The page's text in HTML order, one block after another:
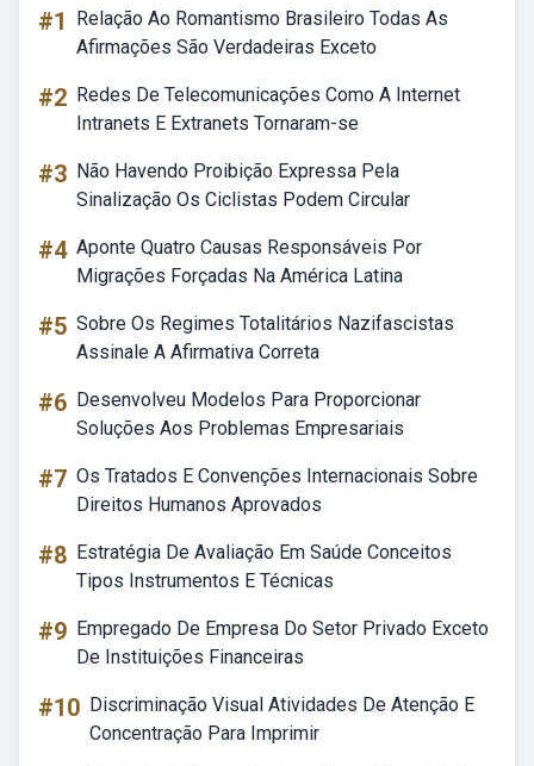
#1
Relação Ao Romantismo Brasileiro Todas As
Afirmações São Verdadeiras Exceto
#2 Redes De Telecomunicações Como A Internet
Intranets E Extranets Tornaram-se
#3 Não Havendo Proibição Expressa Pela
Sinalização Os Ciclistas Podem Circular
#4 Aponte Quatro Causas Responsáveis Por
Migrações Forçadas Na América Latina
#5 Sobre Os Regimes Totalitários Nazifascistas
Assinale A Afirmativa Correta
#6 Desenvolveu Modelos Para Proporcionar
Soluções Aos Problemas Empresariais
#7 Os Tratados E Convenções Internacionais Sobre
Direitos Humanos Aprovados
#8 Estratégia De Avaliação Em Saúde Conceitos
Tipos Instrumentos E Técnicas
#9 Empregado De Empresa Do Setor Privado Exceto
De Instituições Financeiras
#10 Discriminação Visual Atividades De Atenção E
Concentração Para Imprimir